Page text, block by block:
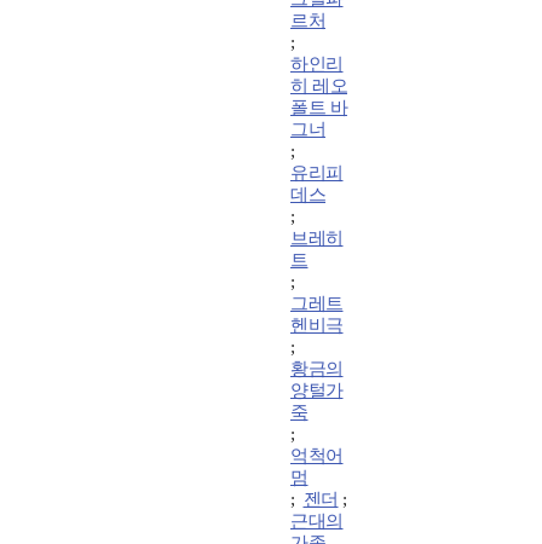
르처
;
하인리
히 레오
폴트 바
그너
;
유리피
데스
;
브레히
트
;
그레트
헨비극
;
황금의
양털가
죽
;
억척어
멈
; 젠더 ;
근대의